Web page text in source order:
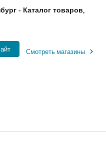
- Каталог товаров,
Смотреть магазины